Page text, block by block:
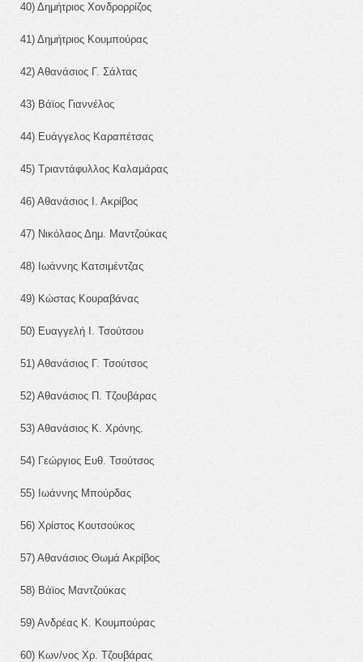
40) Δημήτριος Χονδρορρίζος
41) Δημήτριος Κουμπούρας
42) Αθανάσιος Γ. Σάλτας
43) Βάϊος Γιαννέλος
44) Ευάγγελος Καραπέτσας
45) Τριαντάφυλλος Καλαμάρας
46) Αθανάσιος Ι. Ακρίβος
47) Νικόλαος Δημ. Μαντζούκας
48) Ιωάννης Κατσιμέντζας
49) Κώστας Κουραβάνας
50) Ευαγγελή Ι. Τσούτσου
51) Αθανάσιος Γ. Τσούτσος
52) Αθανάσιος Π. Τζουβάρας
53) Αθανάσιος Κ. Χρόνης.
54) Γεώργιος Ευθ. Τσούτσος
55) Ιωάννης Μπούρδας
56) Χρίστος Κουτσούκος
57) Αθανάσιος Θωμά Ακρίβος
58) Βάϊος Μαντζούκας
59) Ανδρέας Κ. Κουμπούρας
60) Κων/νος Χρ. Τζουβάρας